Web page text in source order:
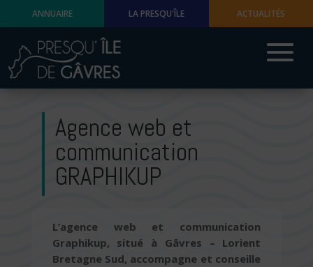
ANNUAIRE LA PRESQU'ÎLE ACTUALITÉS
Agence web et
communication
GRAPHIKUP
L’agence web et communication
Graphikup, situé à Gâvres – Lorient
Bretagne Sud, accompagne et conseille